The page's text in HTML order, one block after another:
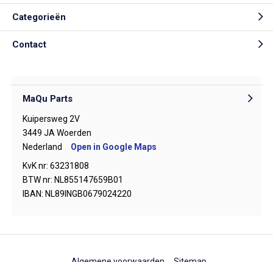
Categorieën
Contact
MaQu Parts
Kuipersweg 2V
3449 JA Woerden
Nederland
Open in Google Maps
KvK nr: 63231808
BTW nr: NL855147659B01
IBAN: NL89INGB0679024220